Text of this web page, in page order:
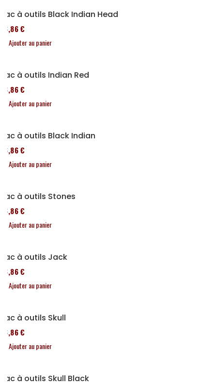
Sac à outils Black Indian Head
76,86 €
Ajouter au panier
Sac à outils Indian Red
76,86 €
Ajouter au panier
Sac à outils Black Indian
76,86 €
Ajouter au panier
Sac à outils Stones
76,86 €
Ajouter au panier
Sac à outils Jack
76,86 €
Ajouter au panier
Sac à outils Skull
76,86 €
Ajouter au panier
Sac à outils Skull Black